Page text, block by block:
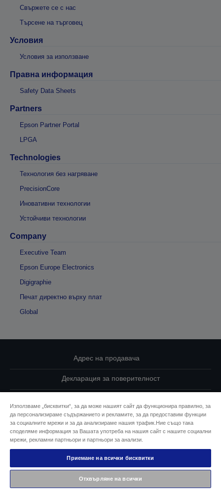
Свържете се с нас
Търсене на търговец
Условия
Условия за използване
Правна информация
Safety Data Sheets
Partners
Epson Partner Portal
LPGA
Technologies
Технология без нагряване
PrecisionCore
Иновативни технологии
Устойчиви технологии
Company
Executive Team
Epson Europe Electronics
Digigraphie
Печат директно върху плат
Global
Адрес на продавача
Декларация за поверителност
Свържете се с нас за Вашите данни
Информация за бисквитките
Ангажимент за достъпност на Epson
© 2026 Seiko Epson
Използваме „бисквитки“, за да може нашият сайт да функционира правилно, за
да персонализираме съдържанието и рекламите, за да предоставим функции
за социалните мрежи и за да анализираме нашия трафик.Ние също така
споделяме информация за Вашата употреба на нашия сайт с нашите социални
мрежи, рекламни партньори и партньори за анализи.
Приемане на всички бисквитки
Отхвърляне на всички